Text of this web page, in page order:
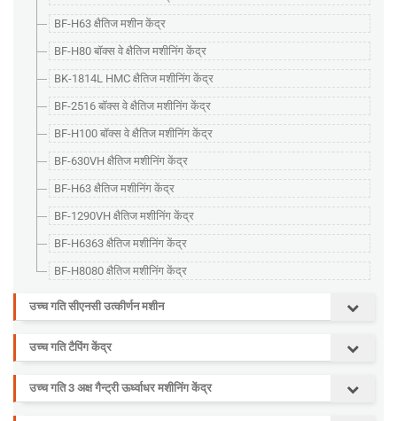
BF-H63 क्षैतिज मशीन केंद्र
BF-H80 बॉक्स वे क्षैतिज मशीनिंग केंद्र
BK-1814L HMC क्षैतिज मशीनिंग केंद्र
BF-2516 बॉक्स वे क्षैतिज मशीनिंग केंद्र
BF-H100 बॉक्स वे क्षैतिज मशीनिंग केंद्र
BF-630VH क्षैतिज मशीनिंग केंद्र
BF-H63 क्षैतिज मशीनिंग केंद्र
BF-1290VH क्षैतिज मशीनिंग केंद्र
BF-H6363 क्षैतिज मशीनिंग केंद्र
BF-H8080 क्षैतिज मशीनिंग केंद्र
उच्च गति सीएनसी उत्कीर्णन मशीन
उच्च गति टैपिंग केंद्र
उच्च गति 3 अक्ष गैन्ट्री ऊर्ध्वाधर मशीनिंग केंद्र